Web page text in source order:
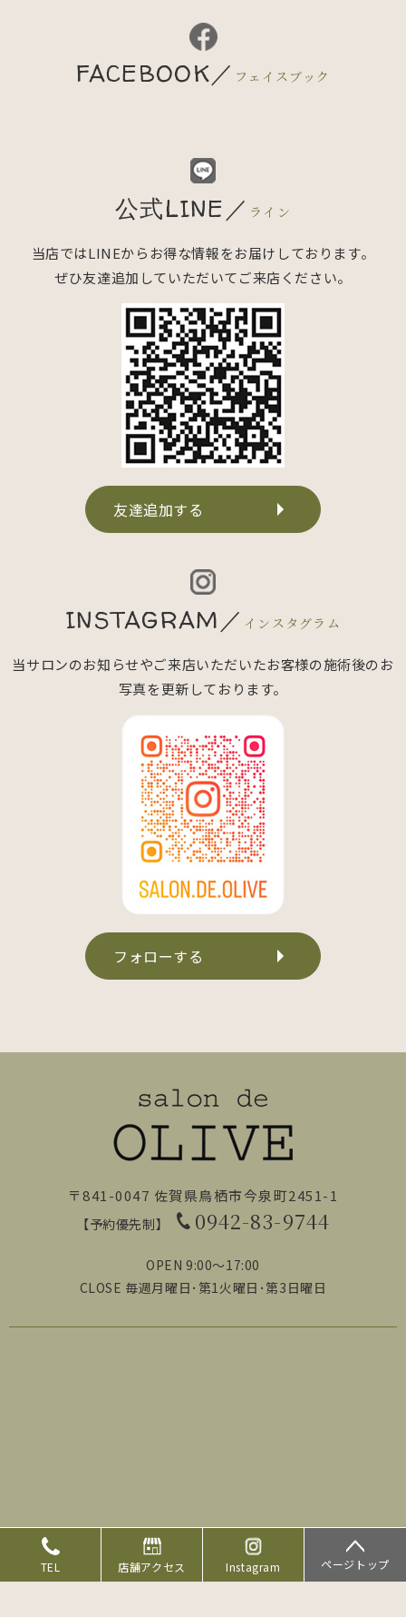
FACEBOOK／ フェイスブック
公式LINE／ ライン
当店ではLINEからお得な情報をお届けしております。
ぜひ友達追加していただいてご来店ください。
友達追加する
INSTAGRAM／ インスタグラム
当サロンのお知らせやご来店いただいたお客様の施術後のお
写真を更新しております。
フォローする
TEL 店舗アクセス Instagram ページトップ
〒841-0047 佐賀県鳥栖市今泉町2451-1
【予約優先制】 0942-83-9744
OPEN 9:00～17:00
CLOSE 毎週月曜日･第1火曜日･第3日曜日